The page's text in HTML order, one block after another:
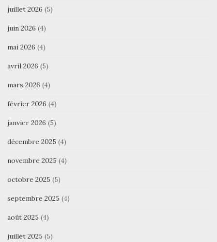
juillet 2026 (5)
juin 2026 (4)
mai 2026 (4)
avril 2026 (5)
mars 2026 (4)
février 2026 (4)
janvier 2026 (5)
décembre 2025 (4)
novembre 2025 (4)
octobre 2025 (5)
septembre 2025 (4)
août 2025 (4)
juillet 2025 (5)